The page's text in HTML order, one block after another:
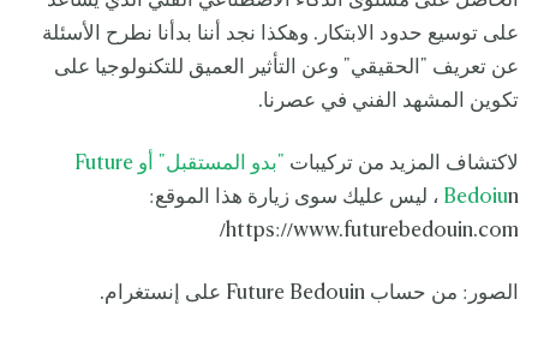
على توسيع حدود الابتكار. وهكذا نجد أننا بدأنا نطرح الأسئلة
عن تعريف "الحقيقي" وعن التأثير العميق للتكنولوجيا على
تكوين المشهد الفني في عصرنا.
لاكتشاف المزيد من تركيبات
"بدو المستقبل" أو Future
Bedoiu n ، ليس عليك سوى زيارة هذا الموقع:
https://www.futurebedouin.com/
الصور: من حساب Future Bedouin على إنستغرام.